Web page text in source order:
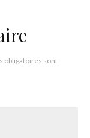
obligatoires sont